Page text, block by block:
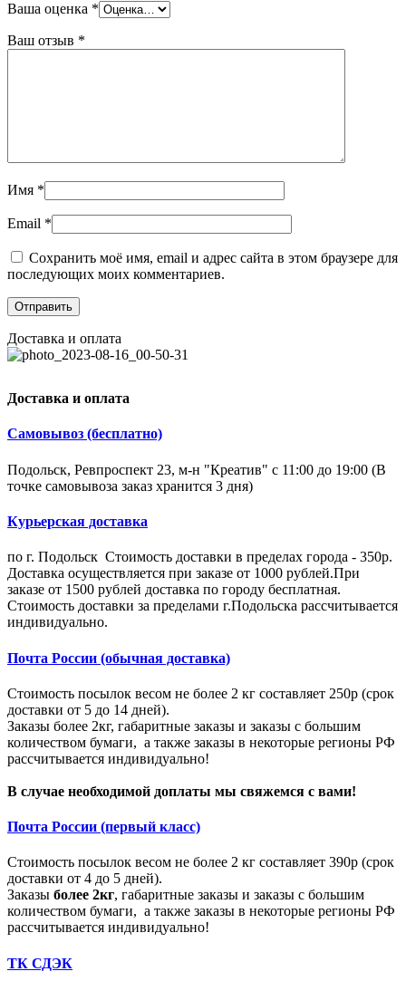
Ваша оценка *
Ваш отзыв *
Имя *
Email *
Сохранить моё имя, email и адрес сайта в этом браузере для
последующих моих комментариев.
Доставка и оплата
Доставка и оплата
Самовывоз (бесплатно)
Подольск, Ревпроспект 23, м-н "Креатив" с 11:00 до 19:00 (В
точке самовывоза заказ хранится 3 дня)
Курьерская доставка
по г. Подольск Стоимость доставки в пределах города - 350р.
Доставка осуществляется при заказе от 1000 рублей.При
заказе от 1500 рублей доставка по городу бесплатная.
Стоимость доставки за пределами г.Подольска рассчитывается
индивидуально.
Почта России (обычная доставка)
Стоимость посылок весом не более 2 кг составляет 250р (срок
доставки от 5 до 14 дней).
Заказы более 2кг, габаритные заказы и заказы с большим
количеством бумаги, а также заказы в некоторые регионы РФ
рассчитывается индивидуально!
В случае необходимой доплаты мы свяжемся с вами!
Почта России (первый класс)
Стоимость посылок весом не более 2 кг составляет 390р (срок
доставки от 4 до 5 дней).
Заказы более 2кг, габаритные заказы и заказы с большим
количеством бумаги, а также заказы в некоторые регионы РФ
рассчитывается индивидуально!
ТК СДЭК